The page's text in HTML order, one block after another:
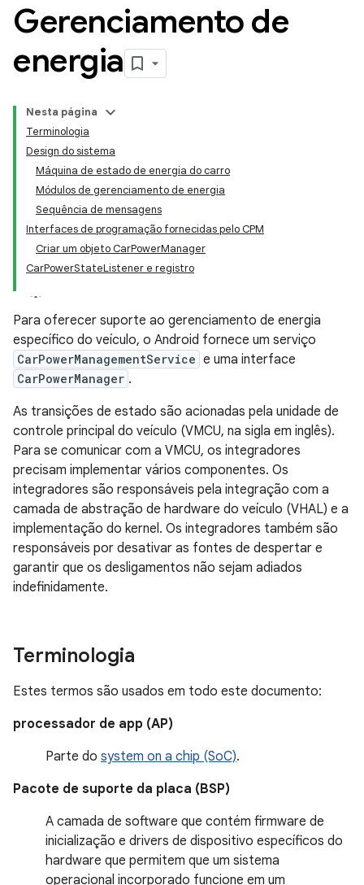
Gerenciamento de
energia
Nesta página
Terminologia
Design do sistema
Máquina de estado de energia do carro
Módulos de gerenciamento de energia
Sequência de mensagens
Interfaces de programação fornecidas pelo CPM
Criar um objeto CarPowerManager
CarPowerStateListener e registro
Para oferecer suporte ao gerenciamento de energia
específico do veículo, o Android fornece um serviço
CarPowerManagementService e uma interface
CarPowerManager .
As transições de estado são acionadas pela unidade de
controle principal do veículo (VMCU, na sigla em inglês).
Para se comunicar com a VMCU, os integradores
precisam implementar vários componentes. Os
integradores são responsáveis pela integração com a
camada de abstração de hardware do veículo (VHAL) e a
implementação do kernel. Os integradores também são
responsáveis por desativar as fontes de despertar e
garantir que os desligamentos não sejam adiados
indefinidamente.
Terminologia
Estes termos são usados em todo este documento:
processador de app (AP)
Parte do system on a chip (SoC).
Pacote de suporte da placa (BSP)
A camada de software que contém firmware de
inicialização e drivers de dispositivo específicos do
hardware que permitem que um sistema
operacional incorporado funcione em um